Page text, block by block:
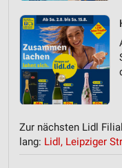
Zur nächsten Lidl
lang: Lidl, Leipziger